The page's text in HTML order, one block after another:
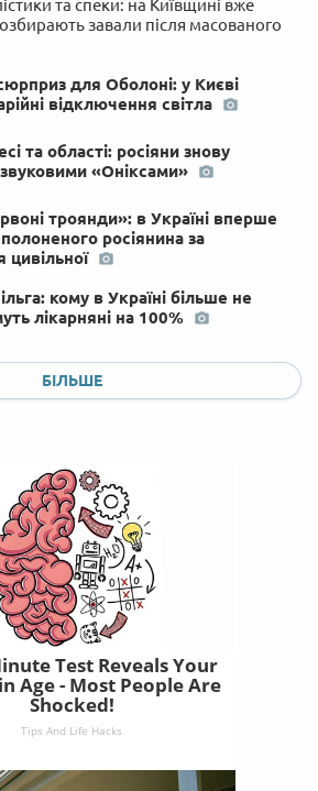
та спеки: на Київщині вже
завали після масованого
для Оболоні: у Києві
відключення світла
та області: росіяни знову
«Оніксами»
троянди»: в Україні вперше
росіянина за
цивільної
кому в Україні більше не
лікарняні на 100%
БІЛЬШЕ
Test Reveals Your
Age - Most People Are
Shocked!
Tips And Life Hacks